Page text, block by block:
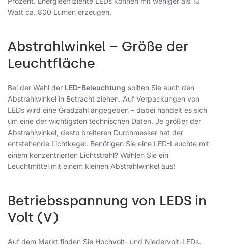
Watt ca. 800 Lumen erzeugen.
Abstrahlwinkel – Größe der
Leuchtfläche
Bei der Wahl der LED-Beleuchtung sollten Sie auch den
Abstrahlwinkel in Betracht ziehen. Auf Verpackungen von
LEDs wird eine Gradzahl angegeben – dabei handelt es sich
um eine der wichtigsten technischen Daten. Je größer der
Abstrahlwinkel, desto breiteren Durchmesser hat der
entstehende Lichtkegel. Benötigen Sie eine LED-Leuchte mit
einem konzentrierten Lichtstrahl? Wählen Sie ein
Leuchtmittel mit einem kleinen Abstrahlwinkel aus!
Betriebsspannung von LEDS in
Volt (V)
Auf dem Markt finden Sie Hochvolt- und Niedervolt-LEDs.